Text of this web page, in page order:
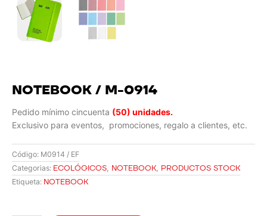
NOTEBOOK / M-0914
Pedido mínimo cincuenta (50) unidades.
Exclusivo para eventos, promociones, regalo a clientes, etc.
Código: M0914 / EF
Categorias: ECOLÓGICOS, NOTEBOOK, PRODUCTOS STOCK
Etiqueta: NOTEBOOK